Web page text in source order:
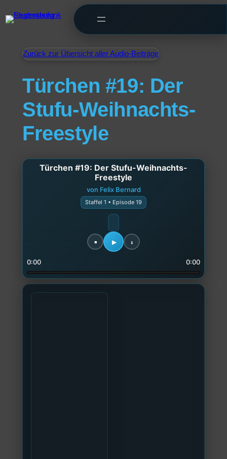
Zurück zur Übersicht aller Audio-Beiträge
Türchen #19: Der
Stufu-Weihnachts-
Freestyle
Türchen #19: Der Stufu-Weihnachts-
Freestyle
von Felix Bernard
Staffel 1 • Episode 19
0:00 0:00